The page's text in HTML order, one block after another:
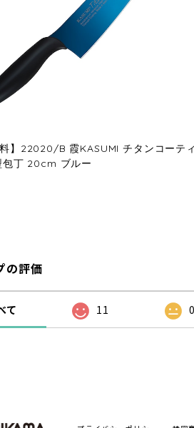
料】22020/B 霞KASUMI チタンコーティ
包丁 20cm ブルー
の評価
て 11 0